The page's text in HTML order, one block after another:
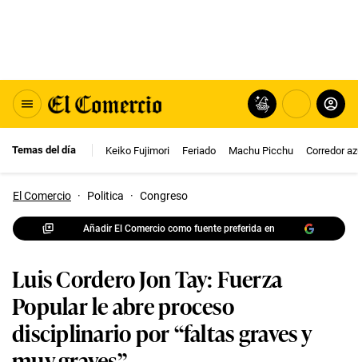
Temas del día Keiko Fujimori Feriado Machu Picchu Corredor
El Comercio · Politica · Congreso
Añadir El Comercio como fuente preferida en
Luis Cordero Jon Tay: Fuerza
Popular le abre proceso
disciplinario por “faltas graves y